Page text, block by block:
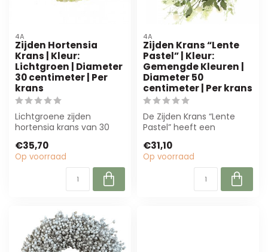
4A
Zijden Hortensia
Krans | Kleur:
Lichtgroen | Diameter
30 centimeter | Per
krans
Lichtgroene zijden
hortensia krans van 30
afgewerkt, onderhoud...
€35,70
Op voorraad
4A
Zijden Krans “Lente
Pastel” | Kleur:
Gemengde Kleuren |
Diameter 50
centimeter | Per krans
De Zijden Krans “Lente
Pastel” heeft een
brengt frisse, ge...
€31,10
Op voorraad